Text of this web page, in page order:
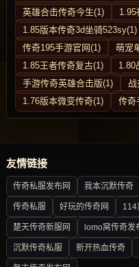
英雄合击传奇今生(1)
1.95
1.85版本传奇3d坐骑523sy(1)
传奇195手游官网(1)
萌宠
1.85王者传奇复古(1)
1.80
手游传奇英雄合击版(1)
1.76版本微变传奇(1)
传奇
友情链接
传奇私服发布网 我本沉默传奇
传奇私服 好玩的传奇网 114
楚天传奇新服网 lomo窝传奇发
沉默传奇私服 新开热血传奇